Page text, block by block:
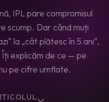
IPL pare compromisul
scump. Dar când muți
la „cât plătesc în 5 ani”,
explicăm de ce — pe
pe cifre umflate.